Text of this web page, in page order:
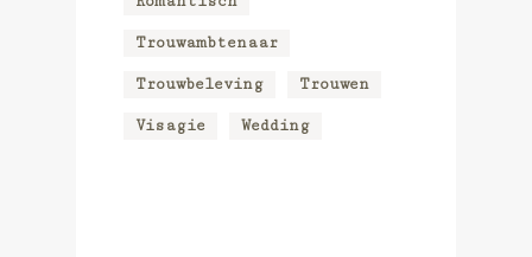
Trouwambtenaar
Trouwbeleving Trouwen
Visagie Wedding